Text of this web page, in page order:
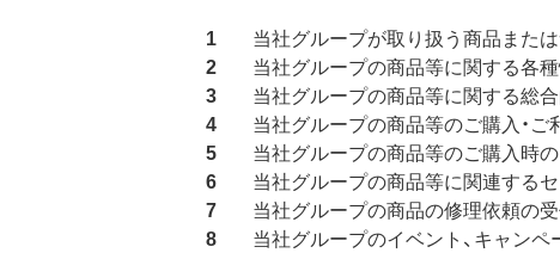
当社グループが取り扱う商品または
当社グループの商品等に関する各
当社グループの商品等に関する総
当社グループの商品等のご購入・
当社グループの商品等のご購入時
当社グループの商品等に関連する
当社グループの商品の修理依頼の
当社グループのイベント、キャン